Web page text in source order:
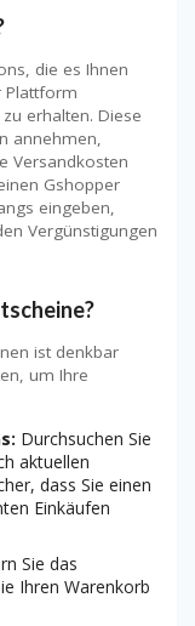
die es Ihnen
Plattform
erhalten. Diese
annehmen,
Versandkosten
Gshopper
eingeben,
Vergünstigungen
ist denkbar
um Ihre
Durchsuchen Sie
aktuellen
dass Sie einen
Einkäufen
Sie das
Ihren Warenkorb